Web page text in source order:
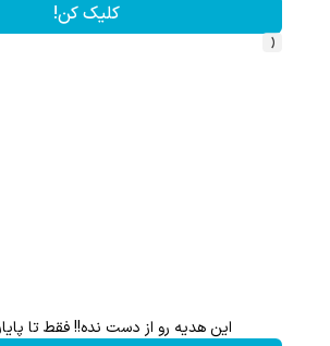
کلیک کن!
‹
این هدیه رو از دست نده!! فقط تا